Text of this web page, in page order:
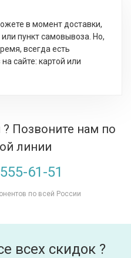
в момент доставки,
пункт самовывоза. Но,
всегда есть
сайте: картой или
Позвоните нам по
линии
61-51
по всей России
всех скидок ?